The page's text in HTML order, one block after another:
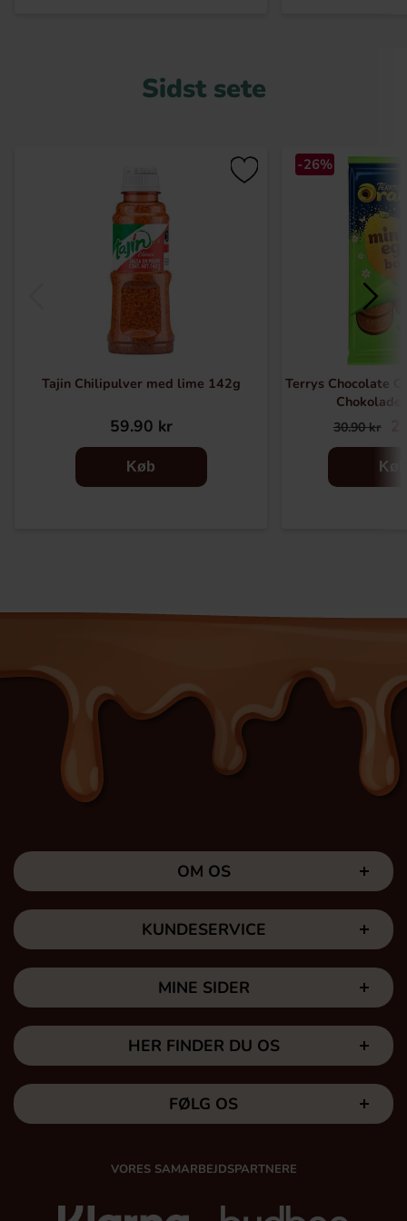
Sidst sete
Tajin Chilipulver med lime 142g
59.90 kr
Køb
-26%
Terrys Chocolate
30.90 kr
Køb
OM OS
KUNDESERVICE
MINE SIDER
HER FINDER DU OS
FØLG OS
VORES SAMARBEJDSPARTNERE